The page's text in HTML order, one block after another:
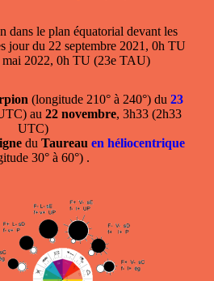
dans le plan équatorial devant les
jour du 22 septembre 2021, 0h TU
2022, 0h TU (23e TAU)
(longitude 210° à 240°) du 23
au 22 novembre, 3h33 (2h33
UTC)
du Taureau en héliocentrique
30° à 60°) .